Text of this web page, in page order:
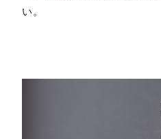
い。